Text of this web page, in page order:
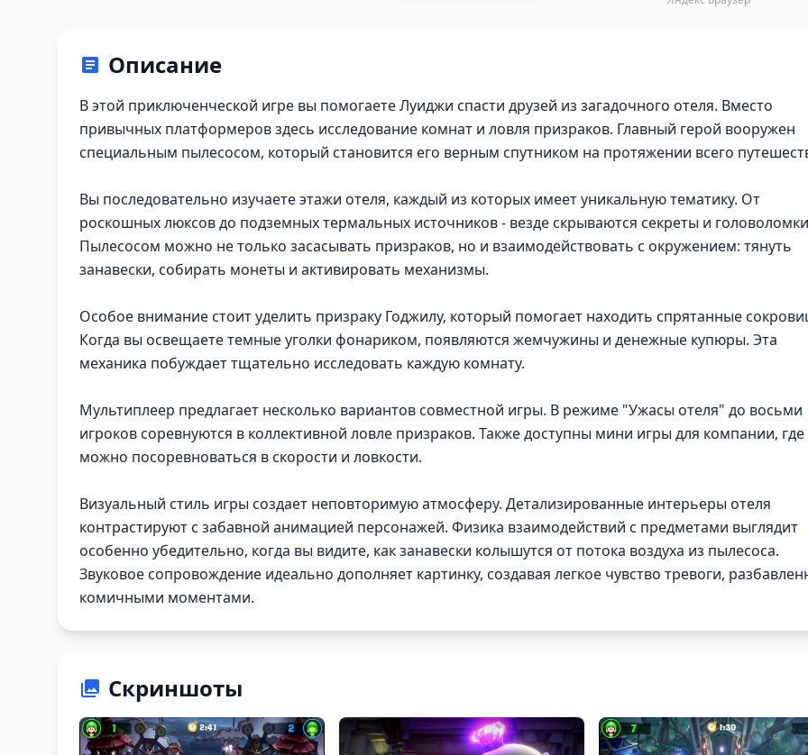
Описание
В этой приключенческой игре вы помогаете Луиджи спасти друзей из загадочного отеля. Вместо
привычных платформеров здесь исследование комнат и ловля призраков. Главный герой вооружен
специальным пылесосом, который становится его верным спутником на протяжении всего
Вы последовательно изучаете этажи отеля, каждый из которых имеет уникальную тематику. От
роскошных люксов до подземных термальных источников - везде скрываются секреты и
Пылесосом можно не только засасывать призраков, но и взаимодействовать с окружением: тянуть
занавески, собирать монеты и активировать механизмы.
Особое внимание стоит уделить призраку Годжилу, который помогает находить спрятанные
Когда вы освещаете темные уголки фонариком, появляются жемчужины и денежные купюры. Эта
механика побуждает тщательно исследовать каждую комнату.
Мультиплеер предлагает несколько вариантов совместной игры. В режиме "Ужасы отеля" до восьми
игроков соревнуются в коллективной ловле призраков. Также доступны мини игры для компании, где
можно посоревноваться в скорости и ловкости.
Визуальный стиль игры создает неповторимую атмосферу. Детализированные интерьеры отеля
контрастируют с забавной анимацией персонажей. Физика взаимодействий с предметами выглядит
особенно убедительно, когда вы видите, как занавески колышутся от потока воздуха из пылесоса.
Звуковое сопровождение идеально дополняет картинку, создавая легкое чувство тревоги,
комичными моментами.
Скриншоты